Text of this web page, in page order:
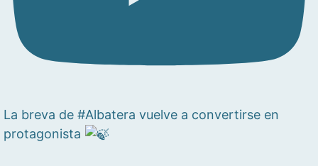
La breva de #Albatera vuelve a convertirse en
protagonista